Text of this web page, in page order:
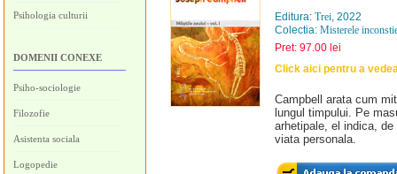
Psihologia culturii
DOMENII CONEXE
Psiho-sociologie
Filozofie
Asistenta sociala
Logopedie
Editura: Trei, 2022
Colectia: Misterele
Pret: 97.00 lei
Click aici pentru a
Campbell arata cum
lungul timpului. Pe
arhetipale, el indica,
viata personala.